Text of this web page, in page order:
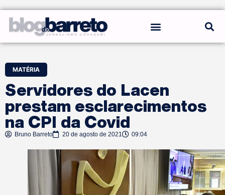
MATÉRIA
Servidores do Lacen
prestam esclarecimentos
na CPI da Covid
Bruno Barreto 20 de agosto de 2021 09:04